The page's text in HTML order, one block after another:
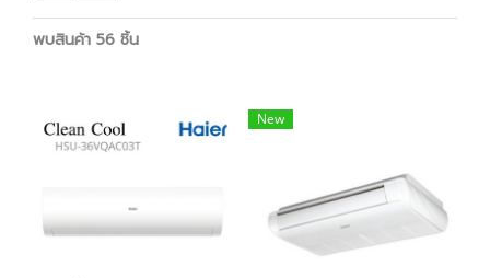
พบสินค้า 56 ชิ้น
New